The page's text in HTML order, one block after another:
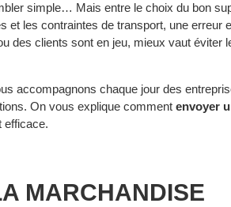
simple… Mais entre le choix du bon
et les contraintes de transport, une erreur
des clients sont en jeu, mieux vaut éviter
accompagnons chaque jour des
On vous explique comment envoyer
efficace.
MARCHANDISE